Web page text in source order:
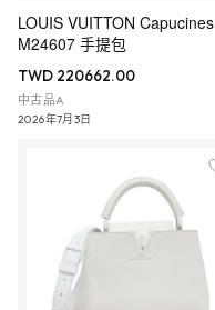
LOUIS VUITTON Capucines
M24607 手提包
TWD 220662.00
中古品A
2026年7月3日